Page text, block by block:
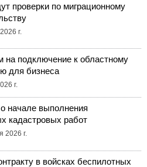
проверки по миграционному
г.
на подключение к областному
для бизнеса
г.
начале выполнения
кадастровых работ
2026 г.
в войсках беспилотных